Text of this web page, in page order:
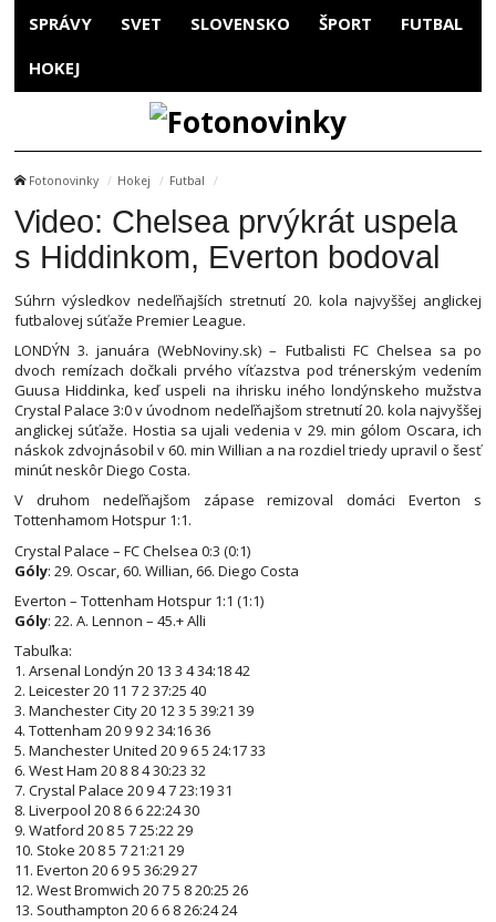
SPRÁVY SVET SLOVENSKO ŠPORT FUTBAL
HOKEJ
Fotonovinky Hokej Futbal
Video: Chelsea prvýkrát uspela
s Hiddinkom, Everton bodoval
Súhrn výsledkov nedeľňajších stretnutí 20. kola najvyššej anglickej
futbalovej súťaže Premier League.
LONDÝN 3. januára (WebNoviny.sk) – Futbalisti FC Chelsea sa po
dvoch remízach dočkali prvého víťazstva pod trénerským vedením
Guusa Hiddinka, keď uspeli na ihrisku iného londýnskeho mužstva
Crystal Palace 3:0 v úvodnom nedeľňajšom stretnutí 20. kola najvyššej
anglickej súťaže. Hostia sa ujali vedenia v 29. min gólom Oscara, ich
náskok zdvojnásobil v 60. min Willian a na rozdiel triedy upravil o šesť
minút neskôr Diego Costa.
V druhom nedeľňajšom zápase remizoval domáci Everton s
Tottenhamom Hotspur 1:1.
Crystal Palace – FC Chelsea 0:3 (0:1)
Góly: 29. Oscar, 60. Willian, 66. Diego Costa
Everton – Tottenham Hotspur 1:1 (1:1)
Góly: 22. A. Lennon – 45.+ Alli
Tabuľka:
1. Arsenal Londýn 20 13 3 4 34:18 42
2. Leicester 20 11 7 2 37:25 40
3. Manchester City 20 12 3 5 39:21 39
4. Tottenham 20 9 9 2 34:16 36
5. Manchester United 20 9 6 5 24:17 33
6. West Ham 20 8 8 4 30:23 32
7. Crystal Palace 20 9 4 7 23:19 31
8. Liverpool 20 8 6 6 22:24 30
9. Watford 20 8 5 7 25:22 29
10. Stoke 20 8 5 7 21:21 29
11. Everton 20 6 9 5 36:29 27
12. West Bromwich 20 7 5 8 20:25 26
13. Southampton 20 6 6 8 26:24 24